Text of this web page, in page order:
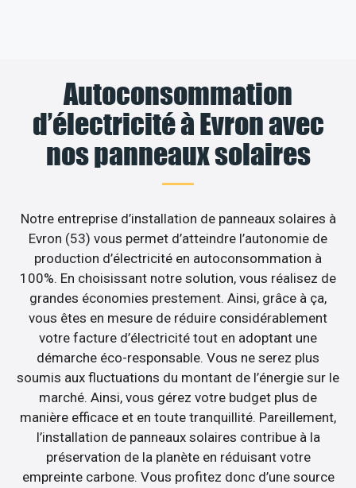
Autoconsommation
d’électricité à Evron avec
nos panneaux solaires
Notre entreprise d’installation de panneaux solaires à
Evron (53) vous permet d’atteindre l’autonomie de
production d’électricité en autoconsommation à
100%. En choisissant notre solution, vous réalisez de
grandes économies prestement. Ainsi, grâce à ça,
vous êtes en mesure de réduire considérablement
votre facture d’électricité tout en adoptant une
démarche éco-responsable. Vous ne serez plus
soumis aux fluctuations du montant de l’énergie sur le
marché. Ainsi, vous gérez votre budget plus de
manière efficace et en toute tranquillité. Pareillement,
l’installation de panneaux solaires contribue à la
préservation de la planète en réduisant votre
empreinte carbone. Vous profitez donc d’une source